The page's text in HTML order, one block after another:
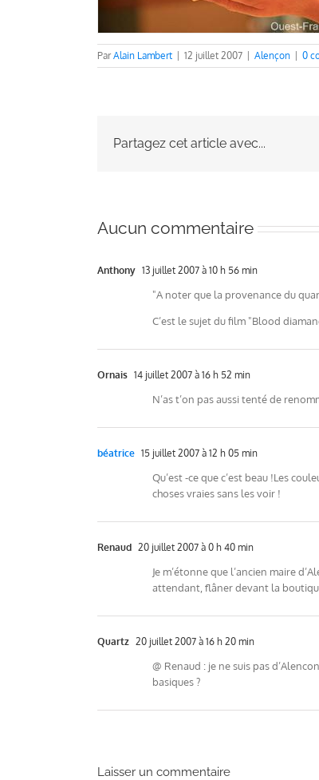
ParAlain Lambert 12 juillet 2007 Alençon 0
Partagez cet article avec...
Aucun commentaire
Anthony 13 juillet 2007 à 10 h 56 min
"A noter que la provenance du
C’est le sujet du film "Blood
Ornais 14 juillet 2007 à 16 h 52 min
N’as t’on pas aussi tenté de
béatrice 15 juillet 2007 à 12 h 05 min
Qu’est -ce que c’est beau !Les
choses vraies sans les voir !
Renaud 20 juillet 2007 à 0 h 40 min
Je m’étonne que l’ancien maire
attendant, flâner devant la
Quartz 20 juillet 2007 à 16 h 20 min
@ Renaud : je ne suis pas
basiques ?
Laisser un commentaire